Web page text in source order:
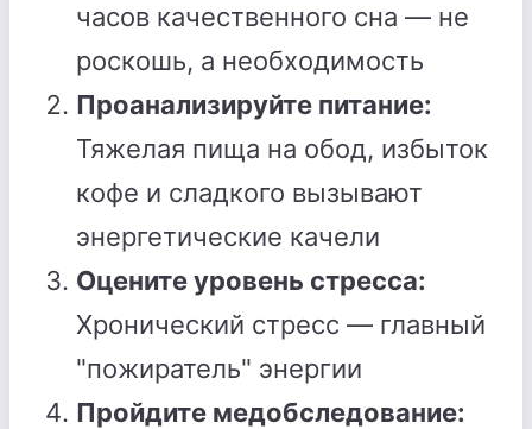
часов качественного сна — не
роскошь, а необходимость
Проанализируйте питание:
Тяжелая пища на обод, избыток
кофе и сладкого вызывают
энергетические качели
Оцените уровень стресса:
Хронический стресс — главный
"пожиратель" энергии
Пройдите медобследование: